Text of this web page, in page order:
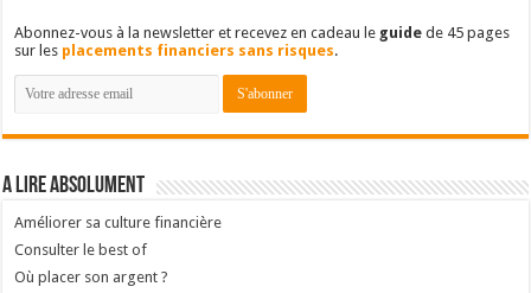
Abonnez-vous à la newsletter et recevez en cadeau le guide de 45 pages
sur les placements financiers sans risques.
A lire absolument
Améliorer sa culture financière
Consulter le best of
Où placer son argent ?